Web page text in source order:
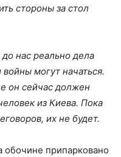
стороны за стол
нас реально дела
могут начаться.
он сейчас должен
из Киева. Пока
их не будет.
припарковано